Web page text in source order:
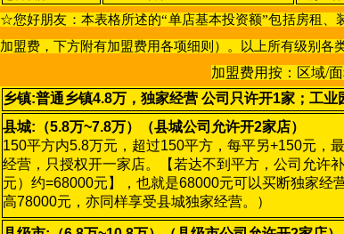
☆您好朋友：本表格所述的“单店基本投资额”包括房租
加盟费，下方附有加盟费用各项细则）。以上所有级别各
加盟费用按：区域/
乡镇:普通乡镇4.8万，独家经营 公司只许开1家；工业
县城:（5.8万~7.8万）（县城公司允许开2家店）
150平方内5.8万元，超过150平方，每平另+150元，
经营，只授权开一家店。【若达不到平方，公司允许
元）约=68000元】，也就是68000元可以买断独家经
高78000元，亦同样享受县城独家经营。）